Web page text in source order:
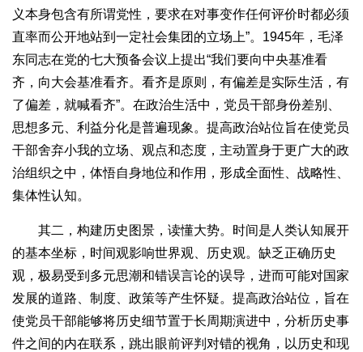
义本身包含有所谓党性，要求在对事变作任何评价时都必须
直率而公开地站到一定社会集团的立场上”。1945年，毛泽
东同志在党的七大预备会议上提出“我们要向中央基准看
齐，向大会基准看齐。看齐是原则，有偏差是实际生活，有
了偏差，就喊看齐”。在政治生活中，党员干部身份差别、
思想多元、利益分化是普遍现象。提高政治站位旨在使党员
干部舍弃小我的立场、观点和态度，主动置身于更广大的政
治组织之中，体悟自身地位和作用，形成全面性、战略性、
集体性认知。
其二，构建历史图景，读懂大势。时间是人类认知展开
的基本坐标，时间观影响世界观、历史观。缺乏正确历史
观，极易受到多元思潮和错误言论的误导，进而可能对国家
发展的道路、制度、政策等产生怀疑。提高政治站位，旨在
使党员干部能够将历史细节置于长周期演进中，分析历史事
件之间的内在联系，跳出眼前评判对错的视角，以历史和现